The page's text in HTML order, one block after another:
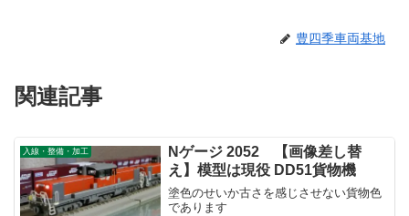
豊四季車両基地
関連記事
入線・整備・加工
Nゲージ 2052 【画像差し替
え】模型は現役 DD51貨物機
塗色のせいか古さを感じさせない貨物色
であります